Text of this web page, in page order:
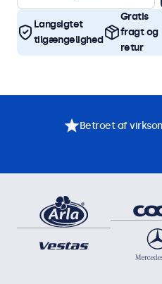
Langsigtet
tilgængelighed
Gratis
fragt og
retur
Betroet af